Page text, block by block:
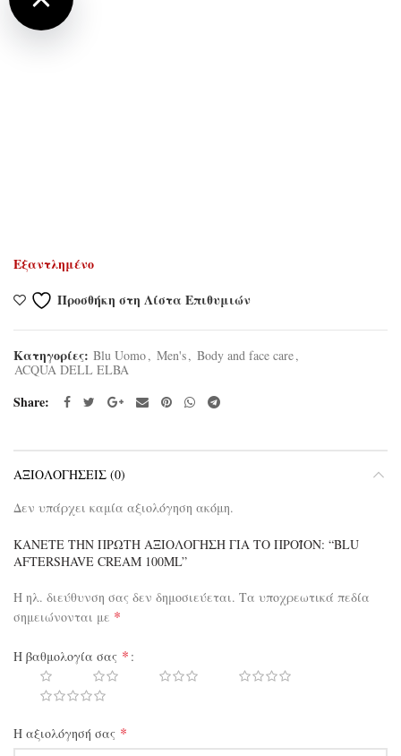
Εξαντλημένο
Προσθήκη στη Λίστα Επιθυμιών
Κατηγορίες: Blu Uomo, Men's, Body and face care,
ACQUA DELL ELBA
Share
ΑΞΙΟΛΟΓΉΣΕΙΣ (0)
Δεν υπάρχει καμία αξιολόγηση ακόμη.
ΚΆΝΕΤΕ ΤΗΝ ΠΡΏΤΗ ΑΞΙΟΛΌΓΗΣΗ ΓΙΑ ΤΟ ΠΡΟΪΌΝ: “BLU
AFTERSHAVE CREAM 100ML”
Η ηλ. διεύθυνση σας δεν δημοσιεύεται. Τα υποχρεωτικά πεδία
σημειώνονται με *
Η βαθμολογία σας *
Η αξιολόγησή σας *